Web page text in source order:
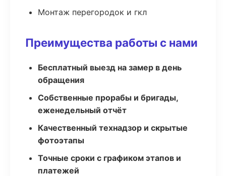
Монтаж перегородок и гкл
Преимущества работы с нами
Бесплатный выезд на замер в день
обращения
Собственные прорабы и бригады,
еженедельный отчёт
Качественный технадзор и скрытые
фотоэтапы
Точные сроки с графиком этапов и
платежей